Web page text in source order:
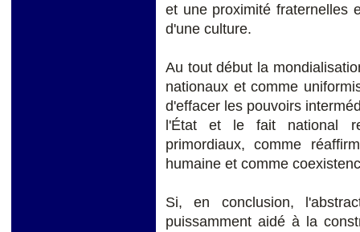
et une proximité fraternelles
d'une culture.
Au tout début la
nationaux et comme
d'effacer les pouvoirs
l'État et le fait national
primordiaux, comme
humaine et comme
Si, en conclusion,
puissamment aidé à la